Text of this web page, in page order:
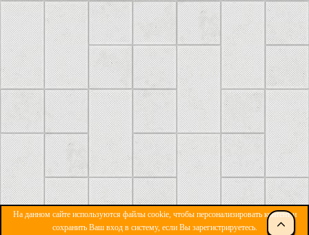
На данном сайте используются файлы cookie, чтобы персонализировать контент и
сохранить Ваш вход в систему, если Вы зарегистрируетесь.